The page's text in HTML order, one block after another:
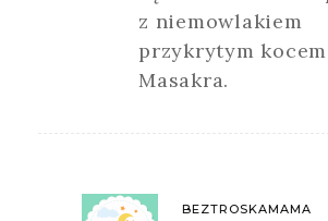
z niemowlakiem
przykrytym
Masakra.
BEZTROSKAMAMA